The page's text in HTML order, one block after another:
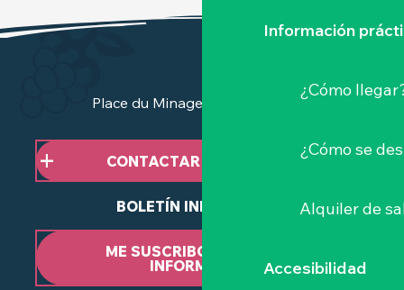
Información
¿Cómo
¿Cómo se
Alquiler de
Accesibilidad
Place du Minage - 44190 Clisson
CONTACTAR CON NOSOTROS
BOLETÍN INFORMATIVO
ME SUSCRIBO AL BOLETÍN
INFORMATIVO